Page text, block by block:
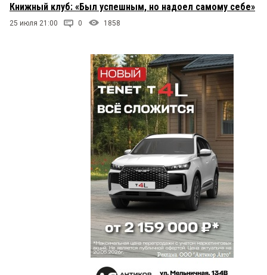
Книжный клуб: «Был успешным, но надоел самому себе»
25 июля 21:00 0 1858